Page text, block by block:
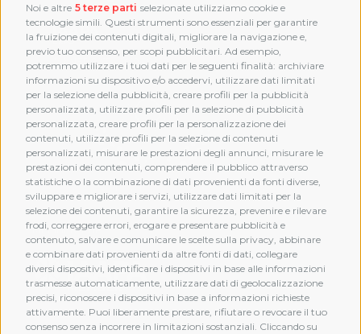
Noi e altre 5 terze parti selezionate utilizziamo cookie e
tecnologie simili. Questi strumenti sono essenziali per garantire
la fruizione dei contenuti digitali, migliorare la navigazione e,
previo tuo consenso, per scopi pubblicitari. Ad esempio,
potremmo utilizzare i tuoi dati per le seguenti finalità: archiviare
informazioni su dispositivo e/o accedervi, utilizzare dati limitati
per la selezione della pubblicità, creare profili per la pubblicità
personalizzata, utilizzare profili per la selezione di pubblicità
personalizzata, creare profili per la personalizzazione dei
contenuti, utilizzare profili per la selezione di contenuti
personalizzati, misurare le prestazioni degli annunci, misurare le
prestazioni dei contenuti, comprendere il pubblico attraverso
statistiche o la combinazione di dati provenienti da fonti diverse,
sviluppare e migliorare i servizi, utilizzare dati limitati per la
selezione dei contenuti, garantire la sicurezza, prevenire e rilevare
frodi, correggere errori, erogare e presentare pubblicità e
contenuto, salvare e comunicare le scelte sulla privacy, abbinare
e combinare dati provenienti da altre fonti di dati, collegare
diversi dispositivi, identificare i dispositivi in base alle informazioni
trasmesse automaticamente, utilizzare dati di geolocalizzazione
precisi, riconoscere i dispositivi in base a informazioni richieste
attivamente. Puoi liberamente prestare, rifiutare o revocare il tuo
consenso senza incorrere in limitazioni sostanziali. Cliccando su
MEMBERSHIP